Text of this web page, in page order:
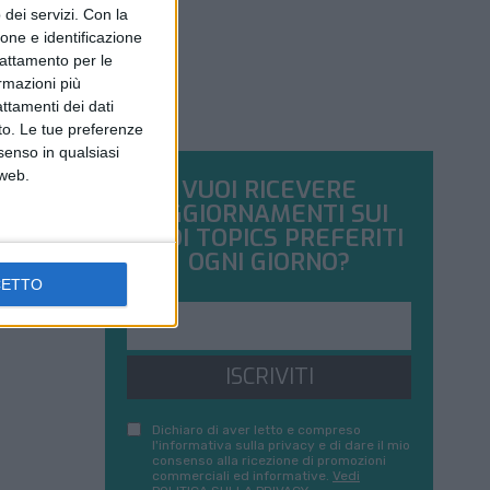
servizi. Con la
e identificazione
per le
più
dei dati
Le tue preferenze
in qualsiasi
VUOI RICEVERE
AGGIORNAMENTI SUI
TUOI TOPICS PREFERITI
OGNI GIORNO?
ISCRIVITI
Dichiaro di aver letto e compreso
l'informativa sulla privacy e di dare il mio
consenso alla ricezione di promozioni
commerciali ed informative. Vedi